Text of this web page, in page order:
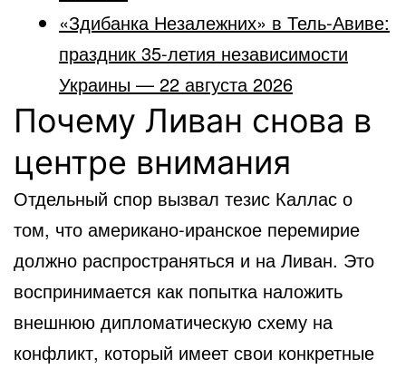
«Здибанка Незалежних» в Тель-Авиве:
праздник 35-летия независимости
Украины — 22 августа 2026
Почему Ливан снова в
центре внимания
Отдельный спор вызвал тезис Каллас о
том, что американо-иранское перемирие
должно распространяться и на Ливан. Это
воспринимается как попытка наложить
внешнюю дипломатическую схему на
конфликт, который имеет свои конкретные